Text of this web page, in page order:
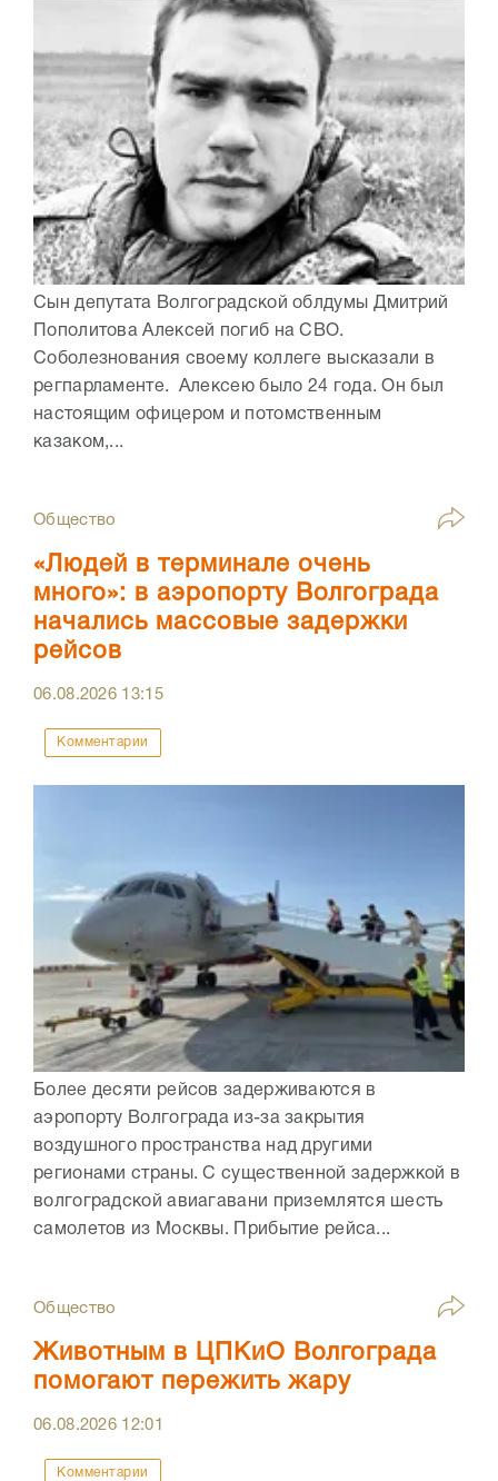
Сын депутата Волгоградской облдумы Дмитрий
Пополитова Алексей погиб на СВО.
Соболезнования своему коллеге высказали в
регпарламенте. Алексею было 24 года. Он был
настоящим офицером и потомственным
казаком,...
Общество
«Людей в терминале очень
много»: в аэропорту Волгограда
начались массовые задержки
рейсов
06.08.2026 13:15
Комментарии
Более десяти рейсов задерживаются в
аэропорту Волгограда из-за закрытия
воздушного пространства над другими
регионами страны. С существенной задержкой в
волгоградской авиагавани приземлятся шесть
самолетов из Москвы. Прибытие рейса...
Общество
Животным в ЦПКиО Волгограда
помогают пережить жару
06.08.2026 12:01
Комментарии